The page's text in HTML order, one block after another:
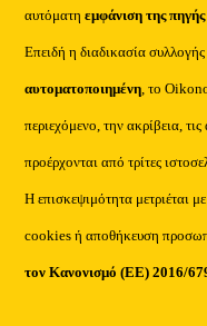
αυτόματηεμφάνιση της
Επειδή η διαδικασία
αυτοματοποιημένη, το
περιεχόμενο, την ακρίβεια,
προέρχονται από τρίτες
Η επισκεψιμότητα μετριέται
cookies ή αποθήκευση
τον Κανονισμό (ΕΕ) 2016/